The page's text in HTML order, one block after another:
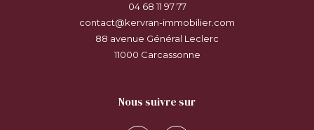
04 68 11 97 77
contact@kervran-immobilier.com
88 avenue Général Leclerc
11000
carcassonne
nous suivre sur